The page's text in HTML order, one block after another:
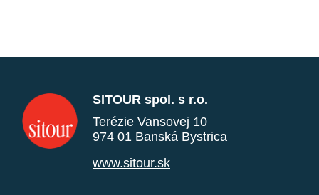
SITOUR spol. s r.o.
Terézie Vansovej 10
974 01 Banská Bystrica
www.sitour.sk